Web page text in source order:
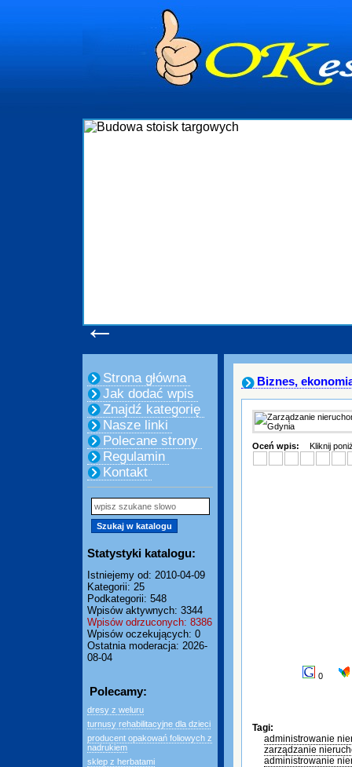
←
Strona główna
Jak dodać wpis
Znajdź kategorię
Nasze linki
Polecane strony
Regulamin
Kontakt
Statystyki katalogu:
Istniejemy od: 2010-04-09
Kategorii: 25
Podkategorii: 548
Wpisów aktywnych: 3344
Wpisów odrzuconych: 8386
Wpisów oczekujących: 0
Ostatnia moderacja: 2026-
08-04
Polecamy:
dresy z weluru
turnusy rehabilitacyjne dla dzieci
producent opakowań foliowych z
nadrukiem
sklep z herbatami
Biznes,
Oceń wpis: Kliknij
0
Tagi:
administrowanie
zarządzanie
administrowanie